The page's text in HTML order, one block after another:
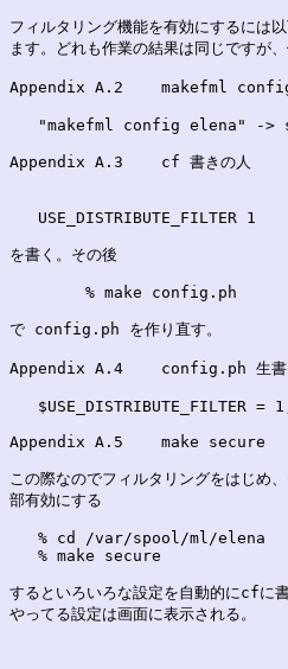
フィルタリング機能を有効にするには
ます。どれも作業の結果は同じですが
Appendix A.2	makefml
"makefml config elena" ->
Appendix A.3	cf 書きの人
   USE_DISTRIBUTE_FILTER 1
を書く。その後
で config.ph を作り直す。
Appendix A.4	config.ph
$USE_DISTRIBUTE_FILTER =
Appendix A.5	make secure
この際なのでフィルタリングをはじめ
部有効にする
   % cd /var/spool/ml/elena
   % make secure
するといろいろな設定を自動的にcf
やってる設定は画面に表示される。